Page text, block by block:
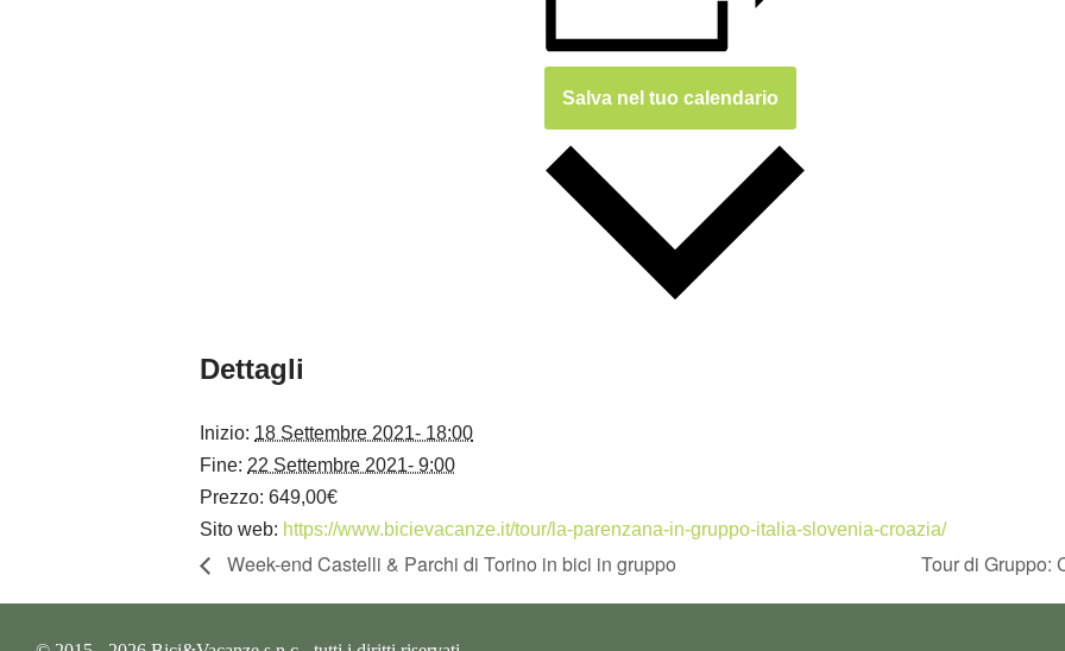
Salva nel tuo calendario
Dettagli
Inizio: 18 Settembre 2021- 18:00
Fine: 22 Settembre 2021- 9:00
Prezzo: 649,00€
Sito web: https://www.bicievacanze.it/tour/la-parenzana-in-gruppo-italia-slovenia-croazia/
Week-end Castelli & Parchi di Torino in bici in gruppo Tour di Gruppo: